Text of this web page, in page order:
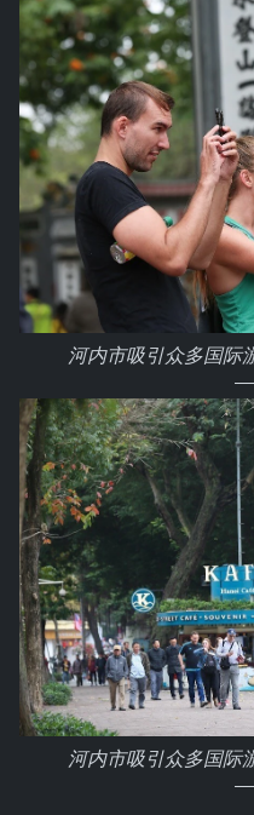
河内市吸引众多国际
河内市吸引众多国际